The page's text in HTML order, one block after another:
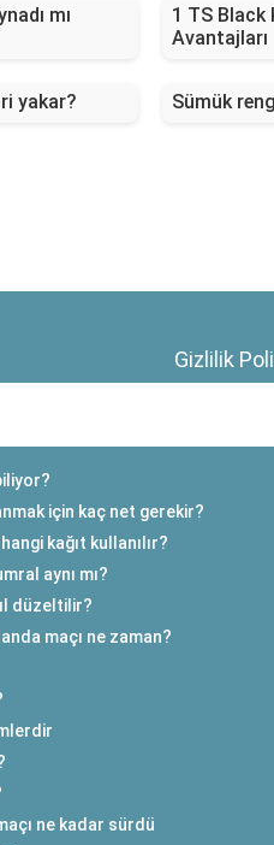
mı
1 TS Black
Avantajları
yakar? Sümük
Gizlilik
için kaç net gerekir?
kağıt kullanılır?
aynı mı?
düzeltilir?
maçı ne zaman?
ne kadar sürdü